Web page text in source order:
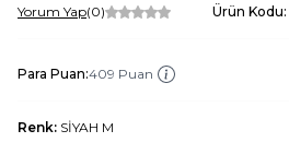
Yorum Yap(0) Ürün Kodu:
Para Puan:409 Puan
Renk: SİYAH M